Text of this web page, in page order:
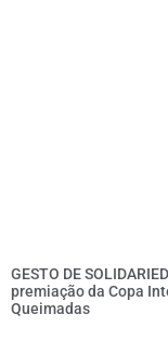
GESTO DE
premiação da Copa
Queimadas